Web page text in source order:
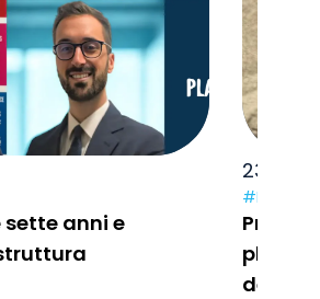
sette anni e
23
#Pulizie